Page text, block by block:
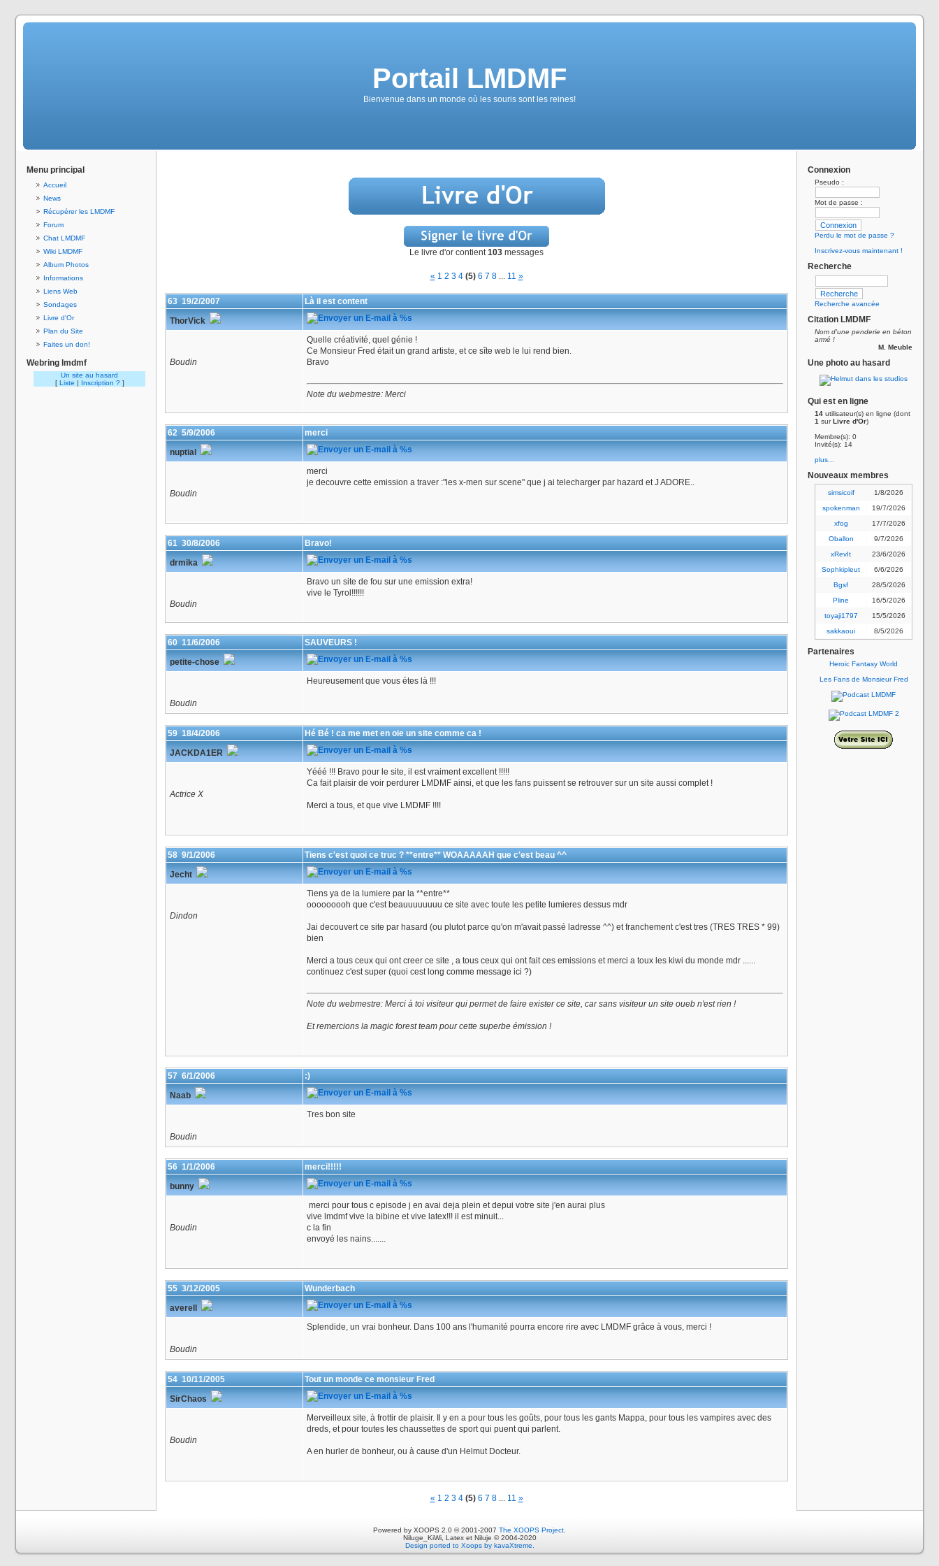
Portail LMDMF
Bienvenue dans un monde où les souris sont les reines!
Menu principal
Accueil
News
Récupérer les LMDMF
Forum
Chat LMDMF
Wiki LMDMF
Album Photos
Informations
Liens Web
Sondages
Livre d'Or
Plan du Site
Faites un don!
Webring lmdmf
Un site au hasard
[ Liste | Inscription ? ]
Le livre d'or contient103 messages
« 1 2 3 4 (5) 6 7 8... 11 »
63 19/2/2007
Là il est content
ThorVick
Boudin
Quelle créativité, quel génie !
Ce Monsieur Fred était un grand artiste, et ce sîte web le lui rend bien.
Bravo
Note du webmestre: Merci
62 5/9/2006
merci
nuptial
Boudin
merci
je decouvre cette emission a traver :"les x-men sur scene" que j ai telecharger par hazard et J ADORE..
61 30/8/2006
Bravo!
drmika
Boudin
Bravo un site de fou sur une emission extra!
vive le Tyrol!!!!!!
60 11/6/2006
SAUVEURS !
petite-chose
Boudin
Heureusement que vous étes là !!!
59 18/4/2006
Hé Bé ! ca me met en oie un site comme ca !
JACKDA1ER
Actrice X
Yééé !!! Bravo pour le site, il est vraiment excellent !!!!!
Ca fait plaisir de voir perdurer LMDMF ainsi, et que les fans puissent se retrouver sur un site aussi complet !
Merci a tous, et que vive LMDMF !!!!
58 9/1/2006
Tiens c'est quoi ce truc ? **entre** WOAAAAAH que c'est beau ^^
Jecht
Dindon
Tiens ya de la lumiere par la **entre**
ooooooooh que c'est beauuuuuuuu ce site avec toute les petite lumieres dessus mdr
Jai decouvert ce site par hasard (ou plutot parce qu'on m'avait passé ladresse ^^) et franchement c'est tres (TRES TRES * 99)
bien
Merci a tous ceux qui ont creer ce site , a tous ceux qui ont fait ces emissions et merci a toux les kiwi du monde mdr ......
continuez c'est super (quoi cest long comme message ici ?)
Note du webmestre: Merci à toi visiteur qui permet de faire exister ce site, car sans visiteur un site oueb n'est rien !
Et remercions la magic forest team pour cette superbe émission !
57 6/1/2006
:)
Naab
Boudin
Tres bon site
56 1/1/2006
merci!!!!!
bunny
Boudin
merci pour tous c episode j en avai deja plein et depui votre site j'en aurai plus
vive lmdmf vive la bibine et vive latex!!! il est minuit...
c la fin
envoyé les nains.......
55 3/12/2005
Wunderbach
averell
Boudin
Splendide, un vrai bonheur. Dans 100 ans l'humanité pourra encore rire avec LMDMF grâce à vous, merci !
54 10/11/2005
Tout un monde ce monsieur Fred
SirChaos
Boudin
Merveilleux site, à frottir de plaisir. Il y en a pour tous les goûts, pour tous les gants Mappa, pour tous les vampires avec des
dreds, et pour toutes les chaussettes de sport qui puent qui parlent.
A en hurler de bonheur, ou à cause d'un Helmut Docteur.
« 1 2 3 4 (5) 6 7 8... 11 »
Connexion
Pseudo :
Mot de passe :
Perdu le mot de passe ?
Inscrivez-vous maintenant !
Recherche
Recherche avancée
Citation LMDMF
Nom d'une penderie en béton
armé !
M. Meuble
Une photo au hasard
Qui est en ligne
14 utilisateur(s) en ligne (dont
1 surLivre d'Or)
Membre(s): 0
Invité(s): 14
plus...
Nouveaux membres
simsicoif
1/8/2026
spokenman
19/7/2026
xfog
17/7/2026
Oballon
9/7/2026
xRevIt
23/6/2026
Sophkipleut
6/6/2026
Bgsf
28/5/2026
Pline
16/5/2026
toyaji1797
15/5/2026
sakkaoui
8/5/2026
Partenaires
Heroic Fantasy World
Les Fans de Monsieur Fred
Powered by XOOPS 2.0 © 2001-2007 The XOOPS Project
Niluge_KiWi, Latex et Niluje © 2004-2020
Design ported to Xoops by kavaXtreme.